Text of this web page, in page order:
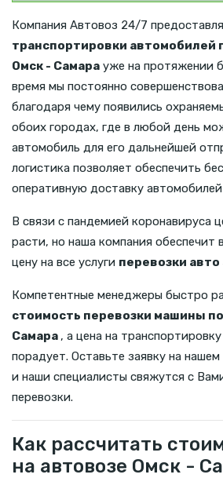
Компания Автовоз 24/7
транспортировки автомобилей
Омск - Самара уже на протяжении
время мы постоянно
благодаря чему появились
обоих городах, где в любой день
автомобиль для его дальнейшей
логистика позволяет обеспечить
оперативную доставку
В связи с пандемией коронавируса
расти, но наша компания обеспечит
цену на все услуги перевозки
Компетентные менеджеры быстро
стоимость перевозки машины
Самара , а цена на
порадует. Оставьте заявку на
и наши специалисты свяжутся с
перевозки.
Как рассчитать
на автовозе Омск -